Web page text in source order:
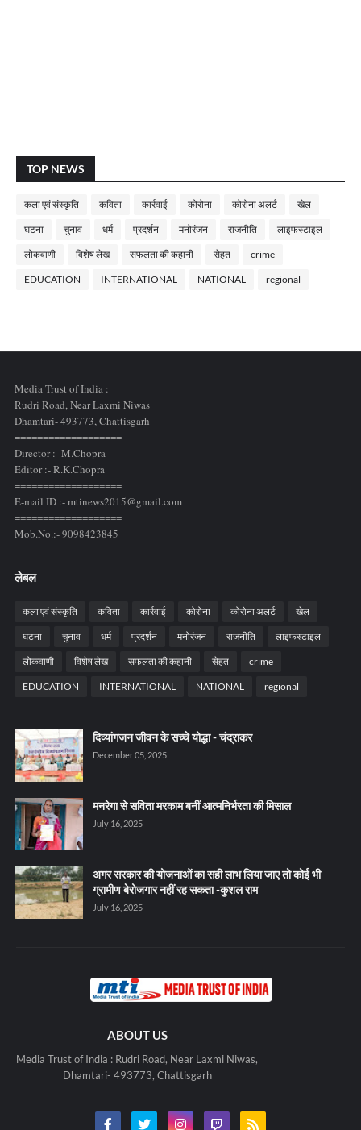
TOP NEWS
कला एवं संस्कृति कविता कार्रवाई कोरोना कोरोना अलर्ट खेल
घटना चुनाव धर्म प्रदर्शन मनोरंजन राजनीति लाइफस्टाइल
लोकवाणी विशेष लेख सफलता की कहानी सेहत crime
EDUCATION INTERNATIONAL NATIONAL regional
Media Trust of India :
Rudri Road, Near Laxmi Niwas
Dhamtari- 493773,Chattisgarh
===================
Director :- M.Chopra
Editor :- R.K.Chopra
===================
E-mail ID :- mtinews2015@gmail.com
===================
Mob.No.:- 9098423845
लेबल
कला एवं संस्कृति कविता कार्रवाई कोरोना कोरोना अलर्ट खेल
घटना चुनाव धर्म प्रदर्शन मनोरंजन राजनीति लाइफस्टाइल
लोकवाणी विशेष लेख सफलता की कहानी सेहत crime
EDUCATION INTERNATIONAL NATIONAL regional
दिव्यांगजन जीवन के सच्चे योद्धा - चंद्राकर
December 05, 2025
मनरेगा से सविता मरकाम बनीं आत्मनिर्भरता की मिसाल
July 16, 2025
अगर सरकार की योजनाओं का सही लाभ लिया जाए तो कोई भी
ग्रामीण बेरोजगार नहीं रह सकता -कुशल राम
July 16, 2025
ABOUT US
Media Trust of India : Rudri Road, Near Laxmi Niwas,
Dhamtari- 493773, Chattisgarh